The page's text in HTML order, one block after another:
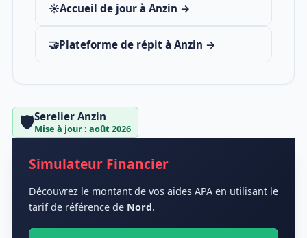
☀️Accueil de jour à Anzin →
🤝Plateforme de répit à Anzin →
🛡️Serelier Anzin
Mise à jour : août 2026
Simulateur Financier
Découvrez le montant de vos aides APA en utilisant le
tarif de référence de Nord.